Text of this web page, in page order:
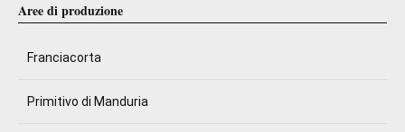
Aree di produzione
Franciacorta
Primitivo di Manduria